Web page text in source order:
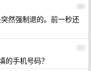
30
然强制退的。前一秒还
31
的手机号码？